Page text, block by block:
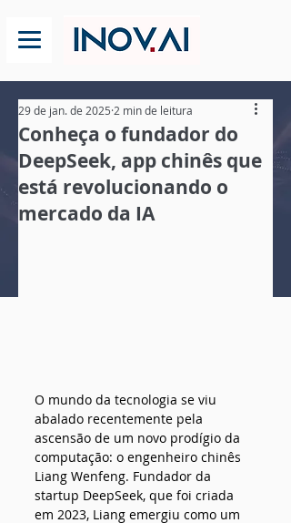
Conheça o fundador do
DeepSeek, app chinês que
está revolucionando o
mercado da IA
29 de jan. de 2025 2 min de leitura
O mundo da tecnologia se viu
abalado recentemente pela
ascensão de um novo prodígio da
computação: o engenheiro chinês
Liang Wenfeng. Fundador da
startup DeepSeek, que foi criada
em 2023, Liang emergiu como um